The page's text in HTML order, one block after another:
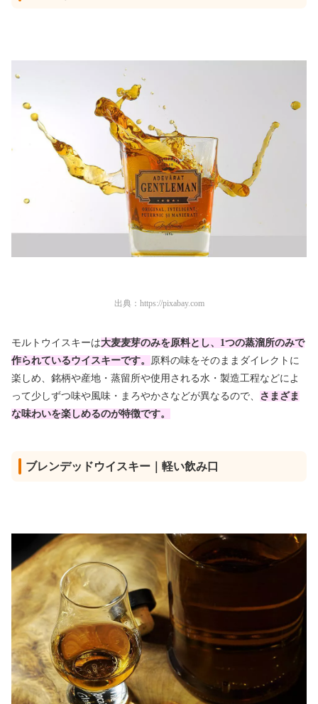
出典： https://pixabay.com
モルトウイスキーは大麦麦芽のみを原料とし、1つの蒸溜所のみで
作られているウイスキーです。
原料の味をそのままダイレクトに
楽しめ、銘柄や産地・蒸留所や使用される水・製造工程などによ
って少しずつ味や風味・まろやかさなどが異なるので、 さまざま
な味わいを楽しめるのが特徴です。
ブレンデッドウイスキー｜軽い飲み口